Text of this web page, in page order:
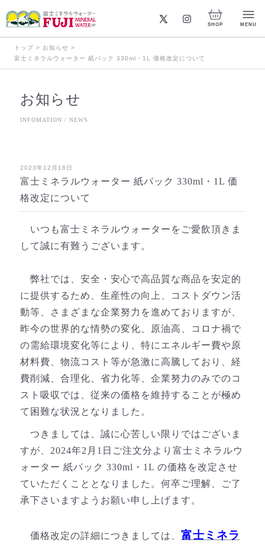
Instagram
SHOP MENU
トップ > お知らせ >
富士ミネラルウォーター 紙パック 330ml・1L 価格改定について
お知らせ
INFOMATION / NEWS
2023年12月18日
富士ミネラルウォーター 紙パック 330ml・1L 価
格改定について
いつも富士ミネラルウォーターをご愛飲頂きま
して誠に有難うございます。
弊社では、安全・安心で高品質な商品を安定的
に提供するため、生産性の向上、コストダウン活
動等、さまざまな企業努力を進めておりますが、
昨今の世界的な情勢の変化、原油高、コロナ禍で
の需給環境変化等により、特にエネルギー費や原
材料費、物流コスト等が急激に高騰しており、経
費削減、合理化、省力化等、企業努力のみでのコ
スト吸収では、従来の価格を維持することが極め
て困難な状況となりました。
つきましては、誠に心苦しい限りではございま
すが、2024年2月1日ご注文分より富士ミネラルウ
ォーター 紙パック 330ml・1L の価格を改定させ
ていただくこととなりました。何卒ご理解、ご了
承下さいますようお願い申し上げます。
価格改定の詳細につきましては、 富士ミネラ